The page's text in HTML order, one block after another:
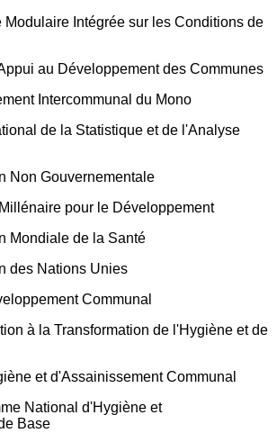
Modulaire Intégrée sur les Conditions de
au Développement des Communes
Intercommunal du Mono
de la Statistique et de l'Analyse
Non Gouvernementale
pour le Développement
Mondiale de la Santé
des Nations Unies
Communal
à la Transformation de l'Hygiène et de
et d'Assainissement Communal
National d'Hygiène et
Base